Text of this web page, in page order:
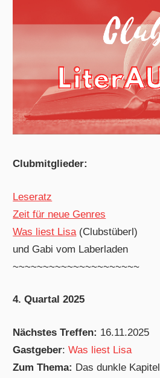
Clubmitglieder:
Leseratz
Zeit für neue Genres
Was liest Lisa(Clubstüberl)
und Gabi vom Laberladen
~~~~~~~~~~~~~~~~~~~~~
4. Quartal 2025
Nächstes Treffen: 16.11.2025
Gastgeber:Was liest Lisa
Zum Thema: Das dunkle Kapitel